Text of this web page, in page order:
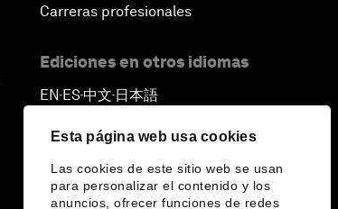
Esta página web usa cookies
Las cookies de este sitio web se usan
para personalizar el contenido y los
anuncios, ofrecer funciones de redes
Carreras profesionales
Ediciones en otros idiomas
EN ▪ES▪中文▪ 日本語